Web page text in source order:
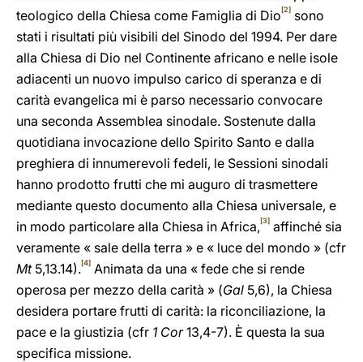
teologico della Chiesa come Famiglia di Dio[2] sono
stati i risultati più visibili del Sinodo del 1994. Per dare
alla Chiesa di Dio nel Continente africano e nelle isole
adiacenti un nuovo impulso carico di speranza e di
carità evangelica mi è parso necessario convocare
una seconda Assemblea sinodale. Sostenute dalla
quotidiana invocazione dello Spirito Santo e dalla
preghiera di innumerevoli fedeli, le Sessioni sinodali
hanno prodotto frutti che mi auguro di trasmettere
mediante questo documento alla Chiesa universale, e
in modo particolare alla Chiesa in Africa,[3] affinché sia
veramente « sale della terra » e « luce del mondo » (cfr
Mt5,13.14).[4] Animata da una « fede che si rende
operosa per mezzo della carità » (Gal 5,6), la Chiesa
desidera portare frutti di carità: la riconciliazione, la
pace e la giustizia (cfr 1 Cor13,4-7). È questa la sua
specifica missione.